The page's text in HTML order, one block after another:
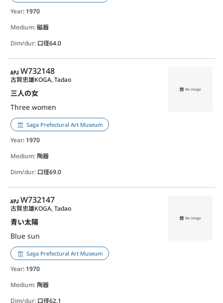
Year: 1970
Medium:磁器
Dim/dur: 口径64.0
APJ
W732148
三人の女
Three women
古賀忠雄KOGA, Tadao
Saga Prefectural Art Museum
Year: 1970
Medium: 陶器
Dim/dur: 口径69.0
APJ
W732147
青い太陽
Blue sun
古賀忠雄KOGA, Tadao
Saga Prefectural Art Museum
Year: 1970
Medium: 陶器
Dim/dur: 口径62.1